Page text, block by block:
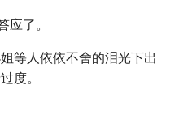
应了。
等人依依不舍的泪光下出
度。